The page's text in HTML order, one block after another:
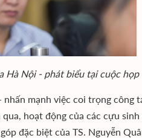
Hà Nội - phát biểu tại cuộc họp
mạnh việc coi trọng công
hoạt động của các cựu sinh
đặc biệt của TS. Nguyễn